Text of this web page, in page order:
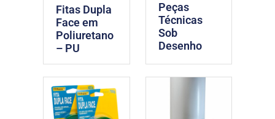
Fitas Dupla
Face em
Poliuretano
– PU
Peças
Técnicas
Sob
Desenho